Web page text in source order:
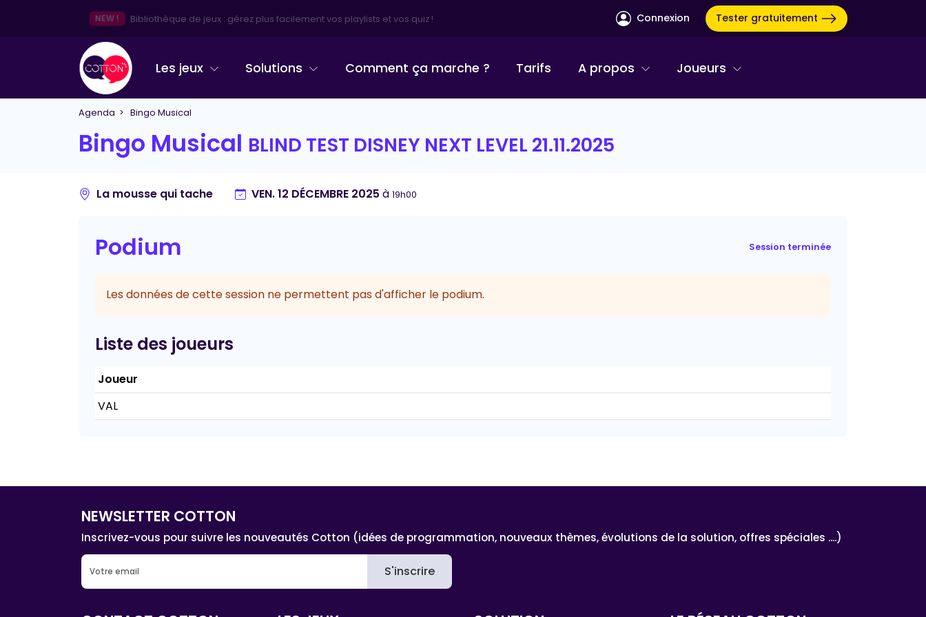
NEW ! Bibliothèque de jeux : gérez plus facilement vos playlists et vos quiz ! Connexion Tester gratuitement
Les jeux Solutions Comment ça marche ? Tarifs A propos Joueurs
Agenda > Bingo Musical
Bingo Musical BLIND TEST DISNEY NEXT LEVEL 21.11.2025
La mousse qui tache VEN. 12 DÉCEMBRE 2025 à 19h00
Podium Session terminée
Les données de cette session ne permettent pas d'afficher le podium.
Liste des joueurs
Joueur
VAL
NEWSLETTER COTTON
Inscrivez-vous pour suivre les nouveautés Cotton (idées de programmation, nouveaux thèmes, évolutions de la solution, offres spéciales ....)
S'inscrire